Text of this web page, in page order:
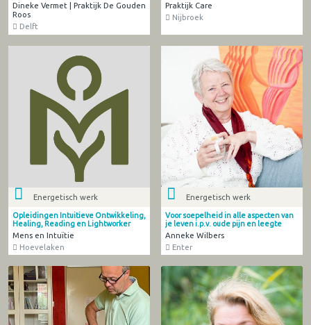
Dineke Vermet | Praktijk De Gouden
Roos
Delft
Praktijk Care
Nijbroek
Energetisch werk
Opleidingen Intuitieve Ontwikkeling,
Healing, Reading en Lightworker
Mens en Intuïtie
Hoevelaken
Energetisch werk
Voor soepelheid in alle aspecten van
je leven i.p.v. oude pijn en leegte
Anneke Wilbers
Enter